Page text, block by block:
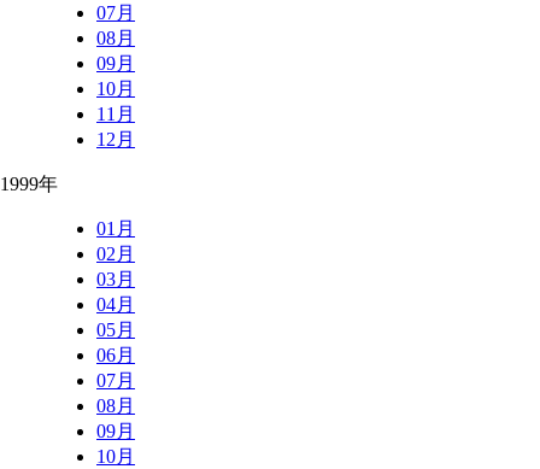
07月
08月
09月
10月
11月
12月
1999年
01月
02月
03月
04月
05月
06月
07月
08月
09月
10月